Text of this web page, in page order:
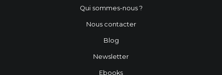
Qui sommes-nous ?
Nous contacter
Blog
Newsletter
Ebooks